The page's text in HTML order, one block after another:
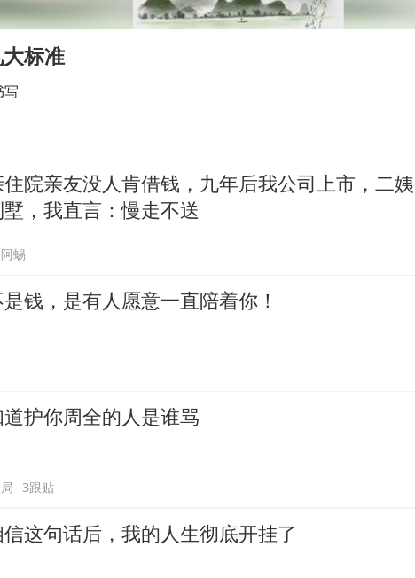
首次证实！“胶球”存在
奋进开新局 实干挑大梁
标准
写
院亲友没人肯借钱，九年后我公司上市，二姨
，我直言：慢走不送
蜴
钱，是有人愿意一直陪着你！
护你周全的人是谁骂
3跟贴
这句话后，我的人生彻底开挂了